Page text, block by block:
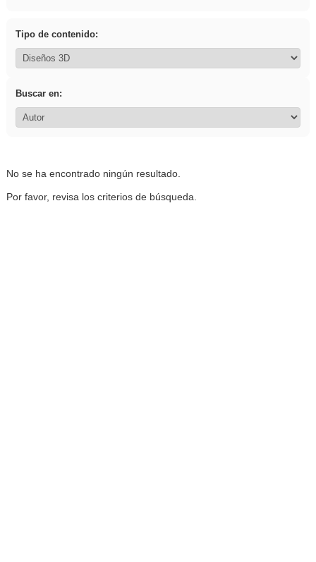
Tipo de contenido:
Buscar en:
No se ha encontrado ningún resultado.
Por favor, revisa los criterios de búsqueda.